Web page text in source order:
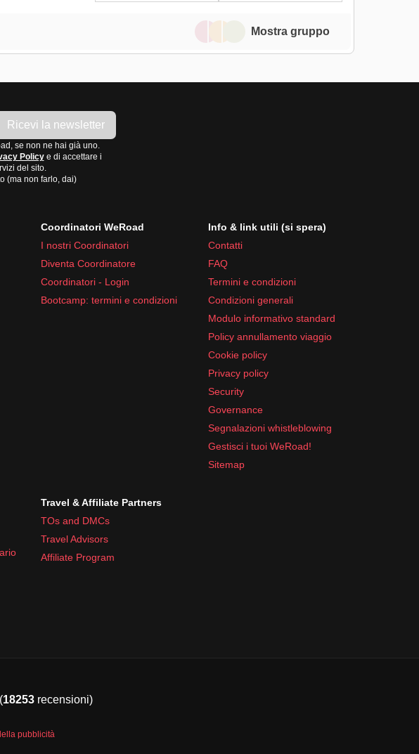
Mostra gruppo
Ricevi la newsletter
se non ne hai già uno.
Policye di accettare i
del sito.
(ma non farlo, dai)
Coordinatori WeRoad
I nostri Coordinatori
Diventa Coordinatore
Coordinatori - Login
Bootcamp: termini e condizioni
Info & link utili (si spera)
Contatti
FAQ
Termini e condizioni
Condizioni generali
Modulo informativo standard
Policy annullamento viaggio
Cookie policy
Privacy policy
Security
Governance
Segnalazioni whistleblowing
Gestisci i tuoi WeRoad!
Sitemap
Travel & Affiliate Partners
TOs and DMCs
Travel Advisors
Affiliate Program
(18253 recensioni)
pubblicità